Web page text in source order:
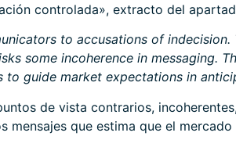
controlada», extracto del
to accusations of indecision.
some incoherence in messaging.
guide market expectations in
de vista contrarios,
que estima que el mercado